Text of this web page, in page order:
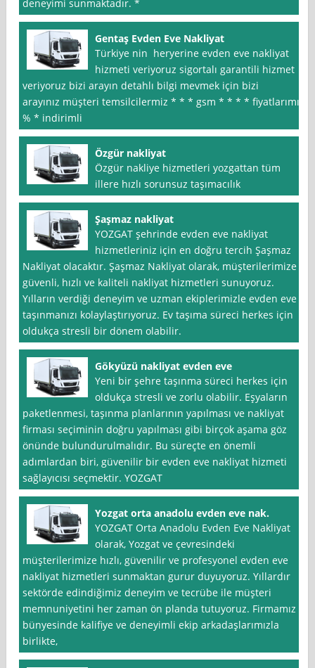
deneyimi sunmaktadır. *
Gentaş Evden Eve Nakliyat
Türkiye nin heryerine evden eve nakliyat
hizmeti veriyoruz sigortalı garantili hizmet
veriyoruz bizi arayın detahlı bilgi mevmek için bizi
arayınız müşteri temsilcilermiz * * * gsm * * * * fiyatlarımız
% * indirimli
Özgür nakliyat
Özgür nakliye hizmetleri yozgattan tüm
illere hızlı sorunsuz taşımacılık
Şaşmaz nakliyat
YOZGAT şehrinde evden eve nakliyat
hizmetleriniz için en doğru tercih Şaşmaz
Nakliyat olacaktır. Şaşmaz Nakliyat olarak, müşterilerimize
güvenli, hızlı ve kaliteli nakliyat hizmetleri sunuyoruz.
Yılların verdiği deneyim ve uzman ekiplerimizle evden eve
taşınmanızı kolaylaştırıyoruz. Ev taşıma süreci herkes için
oldukça stresli bir dönem olabilir.
Gökyüzü nakliyat evden eve
Yeni bir şehre taşınma süreci herkes için
oldukça stresli ve zorlu olabilir. Eşyaların
paketlenmesi, taşınma planlarının yapılması ve nakliyat
firması seçiminin doğru yapılması gibi birçok aşama göz
önünde bulundurulmalıdır. Bu süreçte en önemli
adımlardan biri, güvenilir bir evden eve nakliyat hizmeti
sağlayıcısı seçmektir. YOZGAT
Yozgat orta anadolu evden eve nak.
YOZGAT Orta Anadolu Evden Eve Nakliyat
olarak, Yozgat ve çevresindeki
müşterilerimize hızlı, güvenilir ve profesyonel evden eve
nakliyat hizmetleri sunmaktan gurur duyuyoruz. Yıllardır
sektörde edindiğimiz deneyim ve tecrübe ile müşteri
memnuniyetini her zaman ön planda tutuyoruz. Firmamız
bünyesinde kalifiye ve deneyimli ekip arkadaşlarımızla
birlikte,